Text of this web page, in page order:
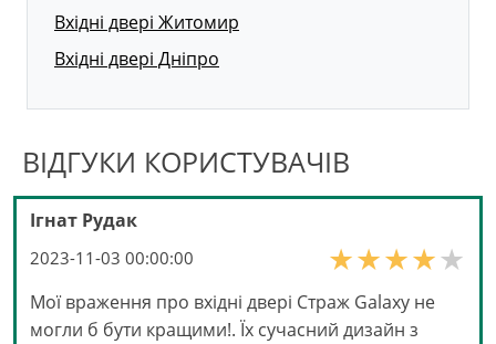
Вхідні двері Житомир
Вхідні двері Дніпро
ВІДГУКИ КОРИСТУВАЧІВ
Ігнат Рудак
2023-11-03 00:00:00
Мої враження про вхідні двері Страж Galaxy не
могли б бути кращими!. Їх сучасний дизайн з